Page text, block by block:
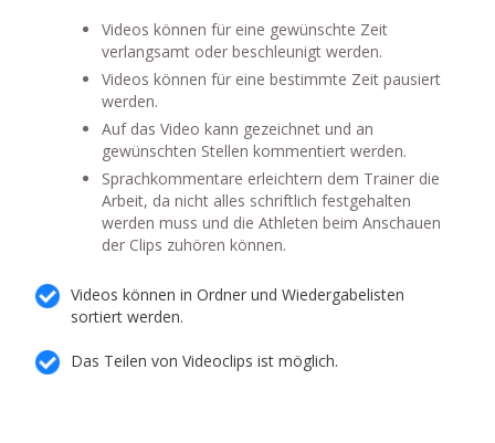
Videos können für eine gewünschte Zeit
verlangsamt oder beschleunigt werden.
Videos können für eine bestimmte Zeit pausiert
werden.
Auf das Video kann gezeichnet und an
gewünschten Stellen kommentiert werden.
Sprachkommentare erleichtern dem Trainer die
Arbeit, da nicht alles schriftlich festgehalten
werden muss und die Athleten beim Anschauen
der Clips zuhören können.
Videos können in Ordner und Wiedergabelisten
sortiert werden.
Das Teilen von Videoclips ist möglich.